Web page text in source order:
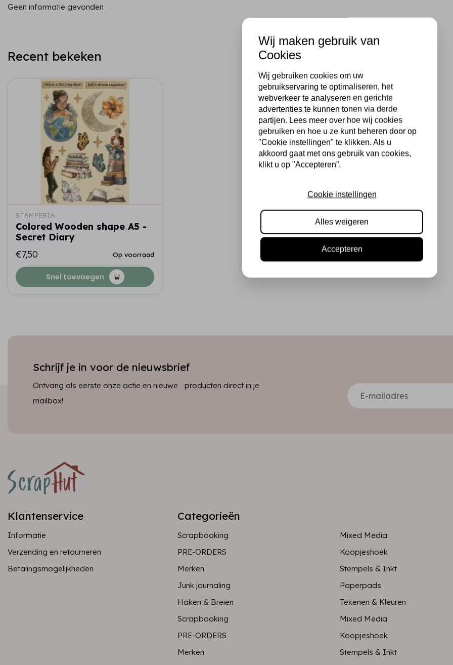
Geen informatie gevonden
Recent bekeken
STAMPERIA
Colored Wooden shape A5 -
Secret Diary
€7,50
Op voorraad
Snel toevoegen
Schrijf je in voor de nieuwsbrief
Ontvang als eerste onze actie en nieuwe producten direct in je
mailbox!
Klantenservice
Informatie
Verzending en retourneren
Betalingsmogelijkheden
Categorieën
Scrapbooking
Mixed Media
PRE-ORDERS
Koopjeshoek
Merken
Stempels & Inkt
Junk journaling
Paperpads
Haken & Breien
Tekenen & Kleuren
Scrapbooking
Mixed Media
PRE-ORDERS
Koopjeshoek
Merken
Stempels & Inkt
Wij maken gebruik van
Cookies
Wij gebruiken cookies om uw
gebruikservaring te optimaliseren, het
webverkeer te analyseren en gerichte
advertenties te kunnen tonen via derde
partijen. Lees meer over hoe wij cookies
gebruiken en hoe u ze kunt beheren door op
"Cookie instellingen" te klikken. Als u
akkoord gaat met ons gebruik van cookies,
klikt u op "Accepteren”.
Cookie instellingen
Alles weigeren
Accepteren